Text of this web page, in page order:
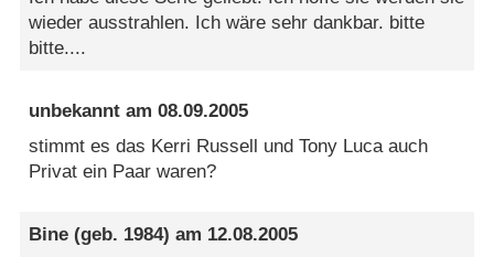
wieder ausstrahlen. Ich wäre sehr dankbar. bitte
bitte....
unbekannt am08.09.2005
stimmt es das Kerri Russell und Tony Luca auch
Privat ein Paar waren?
Bine (geb. 1984) am 12.08.2005